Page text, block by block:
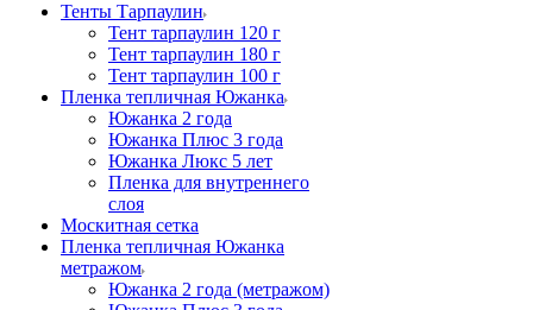
Тенты Тарпаулин
Тент тарпаулин 120 г
Тент тарпаулин 180 г
Тент тарпаулин 100 г
Пленка тепличная Южанка
Южанка 2 года
Южанка Плюс 3 года
Южанка Люкс 5 лет
Пленка для внутреннего
слоя
Москитная сетка
Пленка тепличная Южанка
метражом
Южанка 2 года (метражом)